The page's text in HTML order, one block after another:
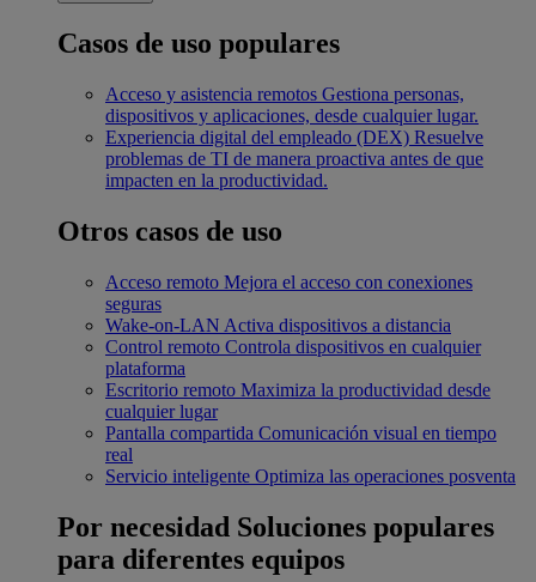
Casos de uso populares
Acceso y asistencia remotos Gestiona personas,
dispositivos y aplicaciones, desde cualquier lugar.
Experiencia digital del empleado (DEX) Resuelve
problemas de TI de manera proactiva antes de que
impacten en la productividad.
Otros casos de uso
Acceso remoto Mejora el acceso con conexiones
seguras
Wake-on-LAN Activa dispositivos a distancia
Control remoto Controla dispositivos en cualquier
plataforma
Escritorio remoto Maximiza la productividad desde
cualquier lugar
Pantalla compartida Comunicación visual en tiempo
real
Servicio inteligente Optimiza las operaciones posventa
Por necesidad Soluciones populares
para diferentes equipos